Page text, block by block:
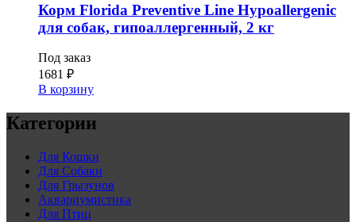
Корм Florida Preventive Line Hypoallergenic
для собак, гипоаллергенный, 2 кг
Под заказ
1681 ₽
В корзину
Категории
Для Кошки
Для Собаки
Для Грызунов
Аквариумистика
Для Птиц